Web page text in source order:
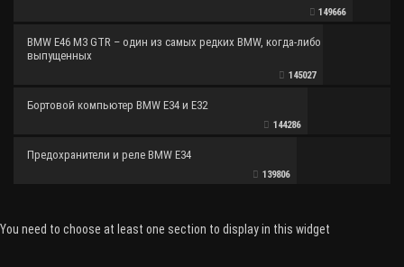
149666
BMW E46 M3 GTR – один из самых редких BMW, когда-либо
выпущенных
145027
Бортовой компьютер BMW E34 и E32
144286
Предохранители и реле BMW E34
139806
You need to choose at least one section to display in this widget